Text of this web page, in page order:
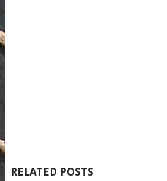
RELATED POSTS